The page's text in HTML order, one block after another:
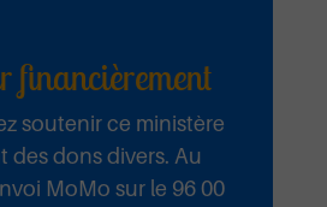
financièrement
soutenir ce ministère
des dons divers. Au
MoMo sur le 96 00